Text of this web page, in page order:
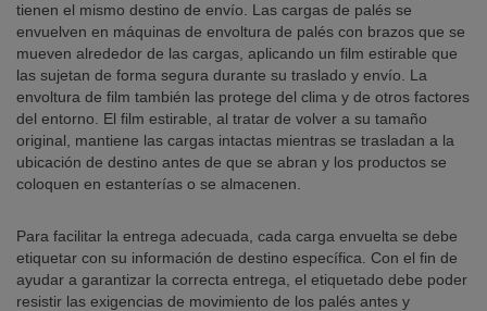
tienen el mismo destino de envío. Las cargas de palés se
envuelven en máquinas de envoltura de palés con brazos que se
mueven alrededor de las cargas, aplicando un film estirable que
las sujetan de forma segura durante su traslado y envío. La
envoltura de film también las protege del clima y de otros factores
del entorno. El film estirable, al tratar de volver a su tamaño
original, mantiene las cargas intactas mientras se trasladan a la
ubicación de destino antes de que se abran y los productos se
coloquen en estanterías o se almacenen.
Para facilitar la entrega adecuada, cada carga envuelta se debe
etiquetar con su información de destino específica. Con el fin de
ayudar a garantizar la correcta entrega, el etiquetado debe poder
resistir las exigencias de movimiento de los palés antes y